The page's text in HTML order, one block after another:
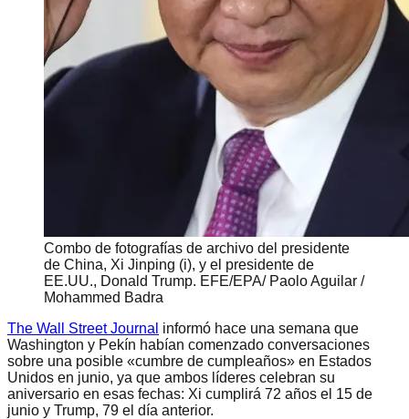
Combo de fotografías de archivo del presidente
de China, Xi Jinping (i), y el presidente de
EE.UU., Donald Trump. EFE/EPA/ Paolo Aguilar /
Mohammed Badra
The Wall Street Journal informó hace una semana que
Washington y Pekín habían comenzado conversaciones
sobre una posible «cumbre de cumpleaños» en Estados
Unidos en junio, ya que ambos líderes celebran su
aniversario en esas fechas: Xi cumplirá 72 años el 15 de
junio y Trump, 79 el día anterior.